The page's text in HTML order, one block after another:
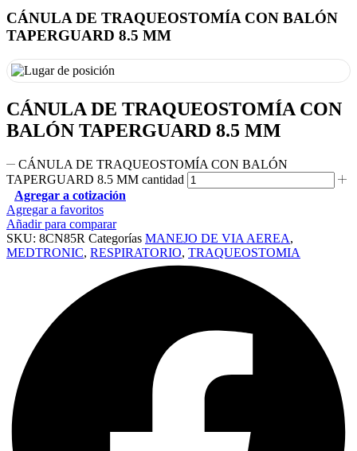
CÁNULA DE TRAQUEOSTOMÍA CON BALÓN
TAPERGUARD 8.5 MM
CÁNULA DE TRAQUEOSTOMÍA CON
BALÓN TAPERGUARD 8.5 MM
CÁNULA DE TRAQUEOSTOMÍA CON BALÓN
TAPERGUARD 8.5 MM cantidad
Agregar a cotización
Agregar a favoritos
Añadir para comparar
SKU: 8CN85R Categorías MANEJO DE VIA AEREA,
MEDTRONIC, RESPIRATORIO, TRAQUEOSTOMIA